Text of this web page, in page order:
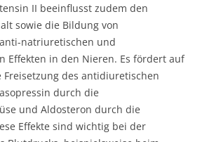
II beeinflusst zudem den
sowie die Bildung von
natriuretischen und
Effekten in den Nieren. Es fördert auf
Freisetzung des antidiuretischen
durch die
und Aldosteron durch die
Effekte sind wichtig bei der